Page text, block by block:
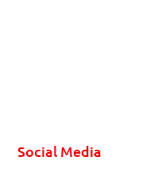
Social Media